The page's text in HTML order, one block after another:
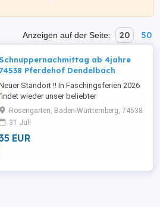
Anzeigen auf der Seite: 20 50
ab 4jahre
74538 Pferdehof Dendelbach
Standort !! In Faschingsferien 2026
wieder unser beliebter
Schnuppernachmittag ab 4 jahren, rund
und mit unseren braven Ponys. Je 13uhr
bis 16:00 uhr 35,00 euro pro Kind Zieht
Wetterentsprechend an, festes
...
Rosengarten, Baden-Württemberg, 74538
31 Juli
EUR